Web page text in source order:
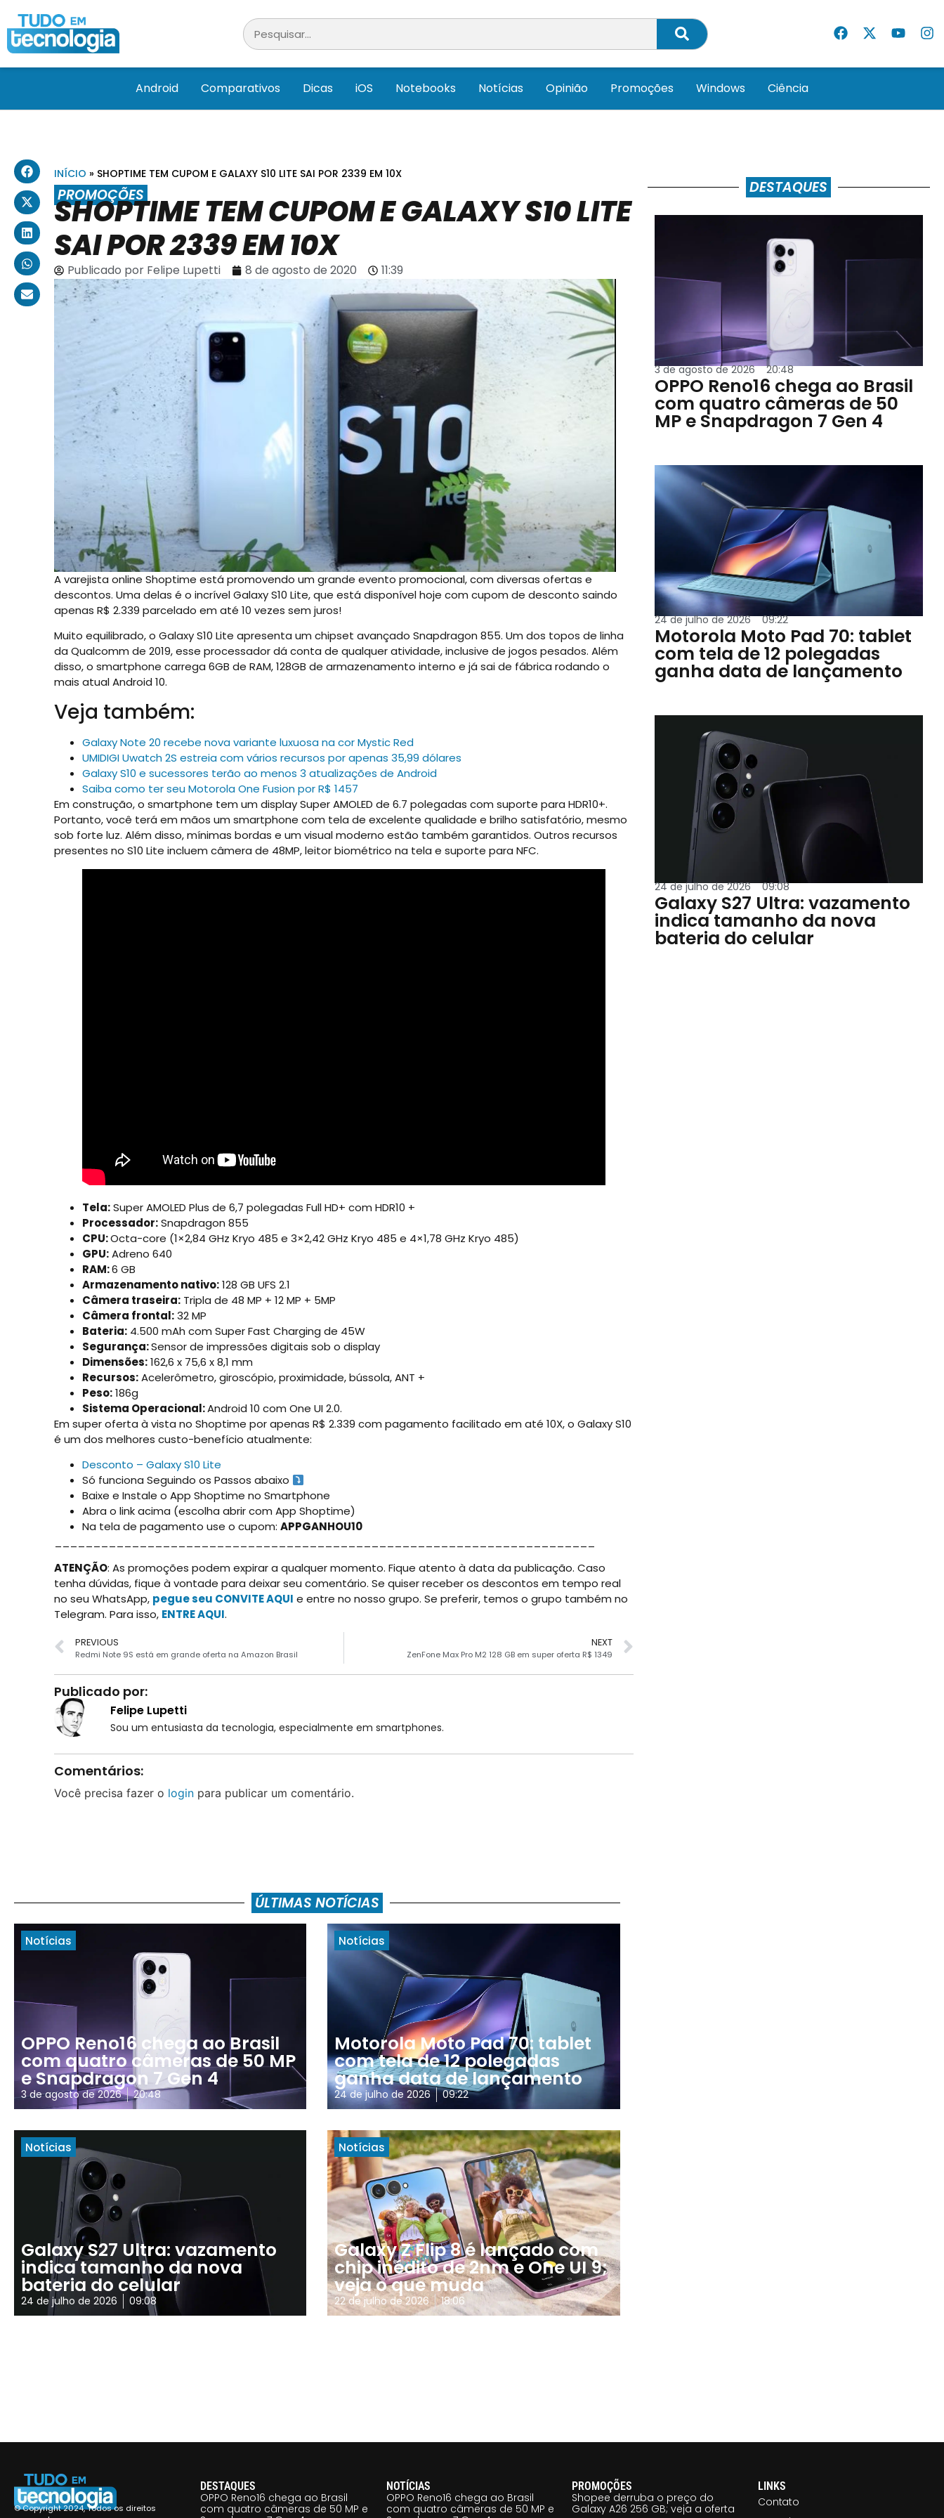
Android Comparativos Dicas iOS Notebooks Notícias Opinião Promoções Windows Ciência
INÍCIO » SHOPTIME TEM CUPOM E GALAXY S10 LITE SAI POR 2339 EM 10X
PROMOÇÕES
SHOPTIME TEM CUPOM E GALAXY S10 LITE
SAI POR 2339 EM 10X
Publicado porFelipe Lupetti 8 de agosto de 2020 11:39
A varejista online Shoptime está promovendo um grande evento promocional, com diversas ofertas e
descontos. Uma delas é o incrível Galaxy S10 Lite, que está disponível hoje com cupom de desconto saindo
apenas R$ 2.339 parcelado em até 10 vezes sem juros!
Muito equilibrado, o Galaxy S10 Lite apresenta um chipset avançado Snapdragon 855. Um dos topos de linha
da Qualcomm de 2019, esse processador dá conta de qualquer atividade, inclusive de jogos pesados. Além
disso, o smartphone carrega 6GB de RAM, 128GB de armazenamento interno e já sai de fábrica rodando o
mais atual Android 10.
Veja também:
Galaxy Note 20 recebe nova variante luxuosa na cor Mystic Red
UMIDIGI Uwatch 2S estreia com vários recursos por apenas 35,99 dólares
Galaxy S10 e sucessores terão ao menos 3 atualizações de Android
Saiba como ter seu Motorola One Fusion por R$ 1457
Em construção, o smartphone tem um display Super AMOLED de 6.7 polegadas com suporte para HDR10+.
Portanto, você terá em mãos um smartphone com tela de excelente qualidade e brilho satisfatório, mesmo
sob forte luz. Além disso, mínimas bordas e um visual moderno estão também garantidos. Outros recursos
presentes no S10 Lite incluem câmera de 48MP, leitor biométrico na tela e suporte para NFC.
Tela:Super AMOLED Plus de 6,7 polegadas Full HD+ com HDR10 +
Processador:Snapdragon 855
CPU:Octa-core (1×2,84 GHz Kryo 485 e 3×2,42 GHz Kryo 485 e 4×1,78 GHz Kryo 485)
GPU:Adreno 640
RAM:6 GB
Armazenamento nativo:128 GB UFS 2.1
Câmera traseira:Tripla de 48 MP + 12 MP + 5MP
Câmera frontal:32 MP
Bateria:4.500 mAh com Super Fast Charging de 45W
Segurança:Sensor de impressões digitais sob o display
Dimensões:162,6 x 75,6 x 8,1 mm
Recursos:Acelerômetro, giroscópio, proximidade, bússola, ANT +
Peso:186g
Sistema Operacional:Android 10 com One UI 2.0.
Em super oferta à vista no Shoptime por apenas R$ 2.339 com pagamento facilitado em até 10X, o Galaxy S10
é um dos melhores custo-benefício atualmente:
Desconto – Galaxy S10 Lite
Só funciona Seguindo os Passos abaixo
Baixe e Instale o App Shoptime no Smartphone
Abra o link acima (escolha abrir com App Shoptime)
Na tela de pagamento use o cupom: APPGANHOU10
ATENÇÃO: As promoções podem expirar a qualquer momento. Fique atento à data da publicação. Caso
tenha dúvidas, fique à vontade para deixar seu comentário. Se quiser receber os descontos em tempo real
no seu WhatsApp, pegue seu CONVITE AQUI e entre no nosso grupo. Se preferir, temos o grupo também no
Telegram. Para isso, ENTRE AQUI.
PREVIOUS
Redmi Note 9S está em grande oferta na Amazon Brasil
NEXT
ZenFone Max Pro M2 128 GB em super oferta R$ 1349
Publicado por:
Felipe Lupetti
Sou um entusiasta da tecnologia, especialmente em smartphones.
Comentários:
Você precisa fazer o loginpara publicar um comentário.
DESTAQUES
3 de agosto de 2026 20:48
OPPO Reno16 chega ao Brasil
com quatro câmeras de 50
MP e Snapdragon 7 Gen 4
24 de julho de 2026 09:22
Motorola Moto Pad 70: tablet
com tela de 12 polegadas
ganha data de lançamento
24 de julho de 2026 09:08
Galaxy S27 Ultra: vazamento
indica tamanho da nova
bateria do celular
ÚLTIMAS NOTÍCIAS
Notícias
OPPO Reno16 chega ao Brasil
com quatro câmeras de 50 MP
e Snapdragon 7 Gen 4
3 de agosto de 2026 20:48
Notícias
Motorola Moto Pad 70: tablet
com tela de 12 polegadas
ganha data de lançamento
24 de julho de 2026 09:22
Notícias
Galaxy S27 Ultra: vazamento
indica tamanho da nova
bateria do celular
24 de julho de 2026 09:08
Notícias
Galaxy Z Flip 8 é lançado com
chip inédito de 2nm e One UI 9;
veja o que muda
22 de julho de 2026 18:06
© Copyright 2024, Todos os direitos
DESTAQUES
OPPO Reno16 chega ao Brasil
com quatro câmeras de 50 MP e
NOTÍCIAS
OPPO Reno16 chega ao Brasil
com quatro câmeras de 50 MP e
PROMOÇÕES
Shopee derruba o preço do
Galaxy A26 256 GB; veja a oferta
LINKS
Contato